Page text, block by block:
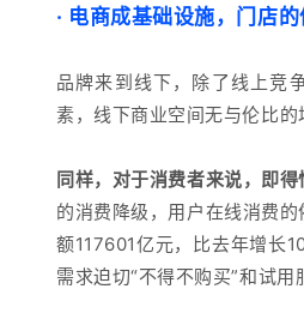
· 电商成基础设施，门店
品牌来到线下，除了线上竞
素，线下商业空间无与伦比的
同样，对于消费者来说，即
的消费降级，用户在线消费的
额117601亿元，比去年增长
需求迫切“不得不购买”和试用